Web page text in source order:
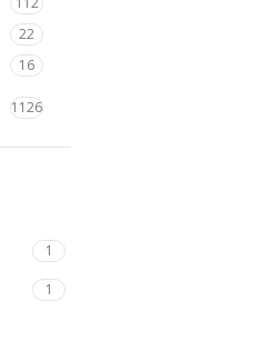
22
16
1126
1
1